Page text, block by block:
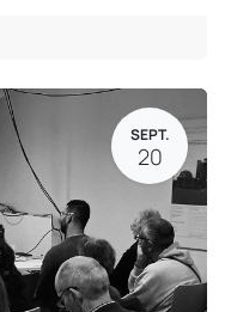
SEPT.
20